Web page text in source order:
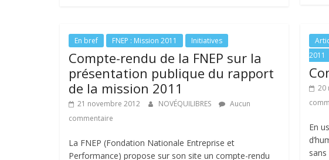
o
o
k
dI
n
st er
En bref FNEP : Mission 2011 Initiatives
Compte-rendu de la FNEP sur la
présentation publique du rapport
de la mission 2011
21 novembre 2012 NOVÉQUILIBRES
Aucun
commentaire
La FNEP (Fondation Nationale Entreprise et
Performance) propose sur son site un compte-rendu
2011
20
En